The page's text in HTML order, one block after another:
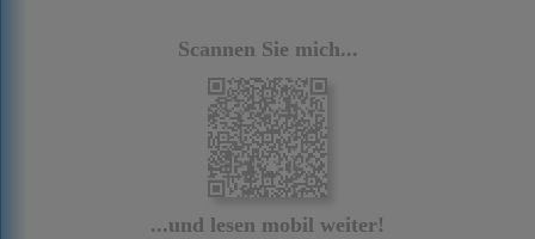
Scannen Sie mich...
...und lesen mobil weiter!